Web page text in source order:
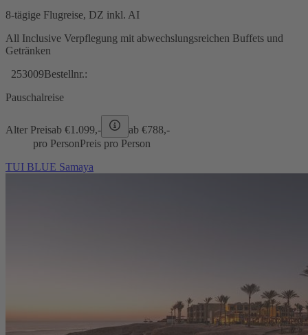
8-tägige Flugreise, DZ inkl. AI
All Inclusive Verpflegung mit abwechslungsreichen Buffets und
Getränken
253009Bestellnr.:
Pauschalreise
Alter Preisab €1.099,- ab €788,-
pro PersonPreis pro Person
TUI BLUE Samaya